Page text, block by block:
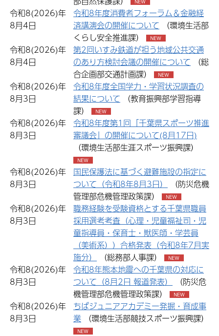
令和8(2026)年
8月4日
令和8年度消費者フォーラム＆金融経
済講演会の開催について （環境生活部
くらし安全推進課）
令和8(2026)年
8月4日
第2回いすみ鉄道が担う地域公共交通
のあり方検討会議の開催について （総
合企画部交通計画課）
令和8(2026)年
8月3日
令和8年度全国学力・学習状況調査の
結果について （教育振興部学習指導
課）
令和8(2026)年
8月3日
令和8年度第1回「千葉県スポーツ推進
審議会」の開催について(8月17日)
（環境生活部生涯スポーツ振興課）
令和8(2026)年
8月3日
国民保護法に基づく避難施設の指定に
ついて（令和8年8月3日）
（防災危機
管理部危機管理政策課）
令和8(2026)年
8月3日
職務経験を受験資格とする千葉県職員
採用選考考査（心理・児童福祉司・児
童指導員・保育士・獣医師・学芸員
（美術系））合格発表（令和8年7月実
施分）
（総務部人事課）
令和8(2026)年
8月3日
令和8年熊本地震への千葉県の対応に
ついて（8月2日 報道発表）
（防災危
機管理部危機管理政策課）
令和8(2026)年
8月3日
ちばジュニアアカデミー発掘・育成事
業 （環境生活部競技スポーツ振興課）